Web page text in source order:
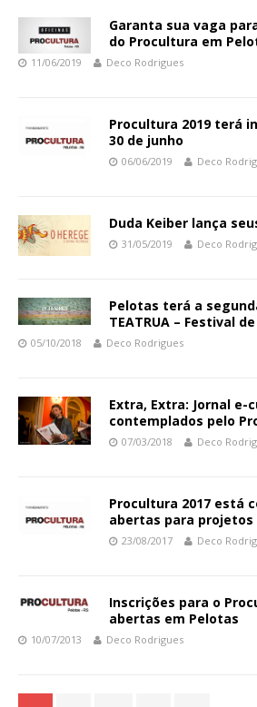
Garanta sua vaga
do Procultura em
11/06/2019 Deco Rodrigues
Procultura 2019 terá
30 de junho
06/06/2019 Deco
Duda Keiber lança
31/05/2019 Deco
Pelotas terá a
TEATRUA – Festival
05/10/2018 Deco Rodrigues
Extra, Extra: Jornal e-
contemplados pelo
07/03/2018 Deco
Procultura 2017 está
abertas para projetos
23/08/2017 Deco
Inscrições para o
abertas em Pelotas
10/07/2013 Deco Rodrigues